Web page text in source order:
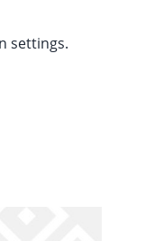
settings.